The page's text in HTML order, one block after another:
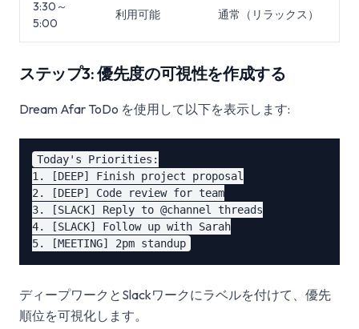
3:30～
5:00
利用可能 通常（リラックス）
ステップ3: 優先度の可視性を作成する
Dream Afar ToDo を使用して以下を表示します:
Today's Priorities:
1. [DEEP] Finish project proposal
2. [DEEP] Code review for team
3. [SLACK] Reply to @channel threads
4. [SLACK] Follow up with Sarah
ディープワークとSlackワークにラベルを付けて、優先
順位を可視化します。